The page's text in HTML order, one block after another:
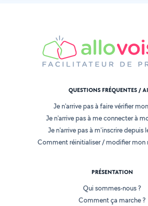
QUESTIONS FRÉQUENTES /
Je n'arrive pas à faire vérifier
Je n'arrive pas à me connecter à
Je n'arrive pas à m'inscrire depuis
Comment réinitialiser / modifier mon
PRÉSENTATION
Qui sommes-nous ?
Comment ça marche ?